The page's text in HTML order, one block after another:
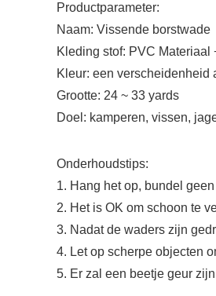
Productparameter:
Naam: Vissende borstwade
Kleding stof: PVC Materiaal
Kleur: een
Grootte: 24 ~ 33 yards
Doel: kamperen, vissen,
Onderhoudstips:
1. Hang het op, bundel
2. Het is OK om schoon te
3. Nadat de waders zijn
4. Let op scherpe objecten
5. Er zal een beetje geur